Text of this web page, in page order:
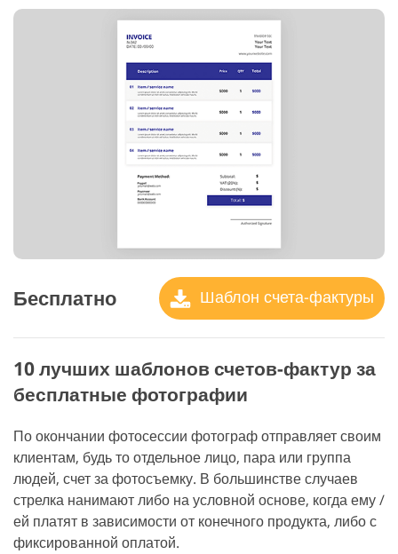
Бесплатно Шаблон счета-фактуры
10 лучших шаблонов счетов-фактур за
бесплатные фотографии
По окончании фотосессии фотограф отправляет своим
клиентам, будь то отдельное лицо, пара или группа
людей, счет за фотосъемку. В большинстве случаев
стрелка нанимают либо на условной основе, когда ему /
ей платят в зависимости от конечного продукта, либо с
фиксированной оплатой.